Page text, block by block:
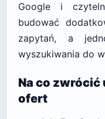
Google i
budować
zapytań, a
wyszukiwania do
Na co
ofert